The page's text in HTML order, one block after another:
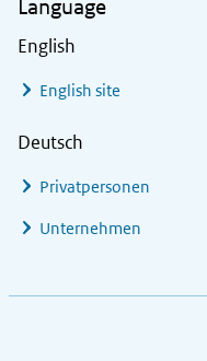
Language
English
English site
Deutsch
Privatpersonen
Unternehmen